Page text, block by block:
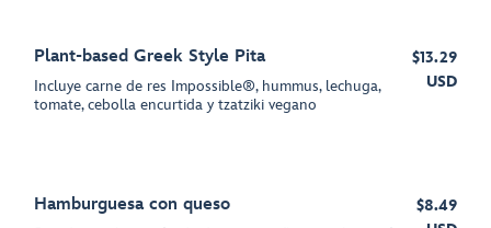
Plant-based Greek Style Pita
Incluye carne de res Impossible®, hummus, lechuga,
tomate, cebolla encurtida y tzatziki vegano
$13.29
USD
Hamburguesa con queso
$8.49